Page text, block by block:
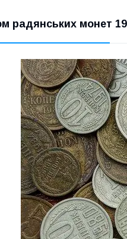
радянських монет